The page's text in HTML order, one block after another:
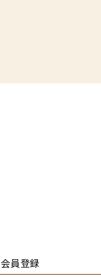
会員登録